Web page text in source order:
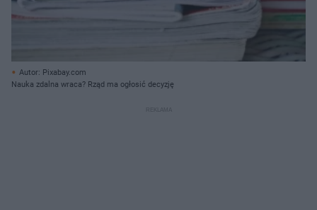
Autor: Pixabay.com
Nauka zdalna wraca? Rząd ma ogłosić decyzję